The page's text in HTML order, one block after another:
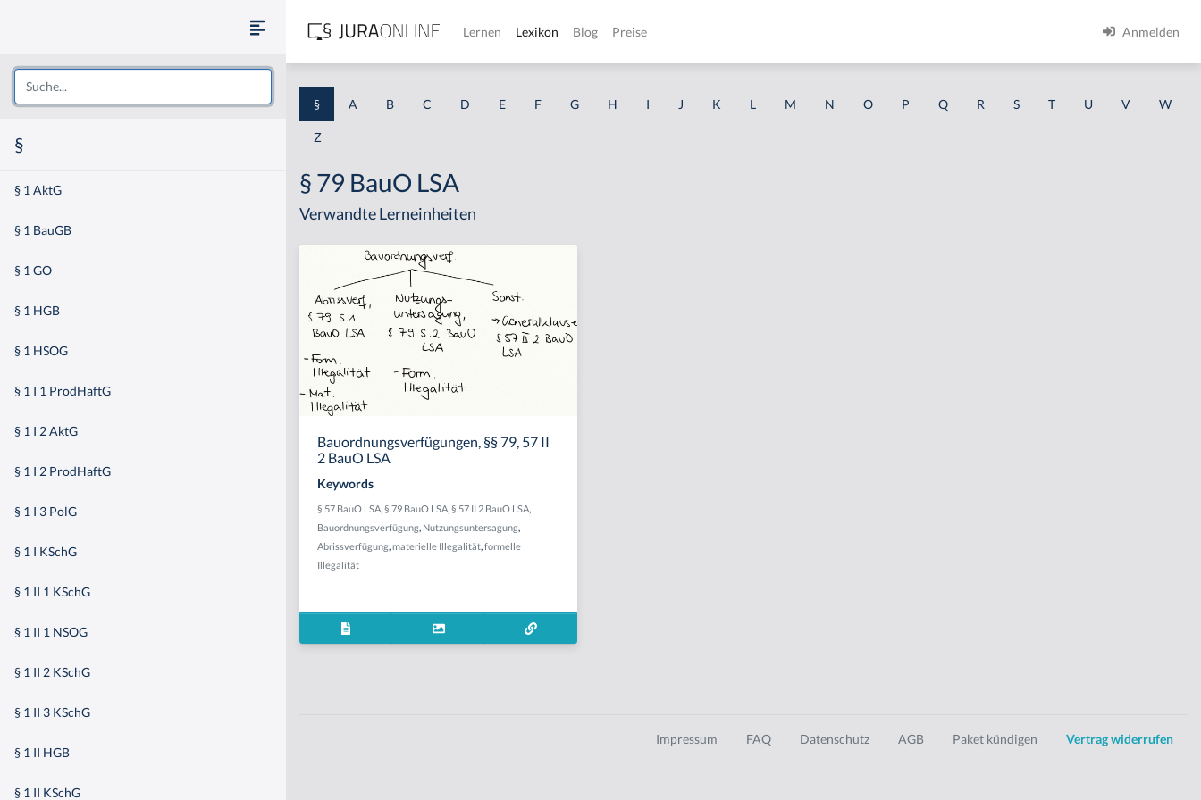
§
§ 1 AktG
§ 1 BauGB
§ 1 GO
§ 1 HGB
§ 1 HSOG
§ 1 I 1 ProdHaftG
§ 1 I 2 AktG
§ 1 I 2 ProdHaftG
§ 1 I 3 PolG
§ 1 I KSchG
§ 1 II 1 KSchG
§ 1 II 1 NSOG
§ 1 II 2 KSchG
§ 1 II 3 KSchG
§ 1 II HGB
§ 1 II KSchG
Lernen Lexikon Blog Preise Anmelden
§ A B C D E F G H I J K L M N O P Q R S T U V W
Z
§ 79 BauO LSA
Verwandte Lerneinheiten
Bauordnungsverfügungen, §§ 79, 57 II
2 BauO LSA
Keywords
§ 57 BauO LSA,§ 79 BauO LSA,§ 57 II 2 BauO LSA,
Bauordnungsverfügung, Nutzungsuntersagung,
Abrissverfügung,materielle Illegalität,formelle
Illegalität
Impressum FAQ Datenschutz AGB Paket kündigen Vertrag widerrufen